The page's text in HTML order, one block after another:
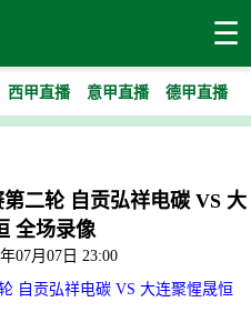
☰
西甲直播 意甲直播 德甲直播
二轮 自贡弘祥电碳 VS 大
全场录像
07月07日 23:00
自贡弘祥电碳 VS 大连聚惺晟恒